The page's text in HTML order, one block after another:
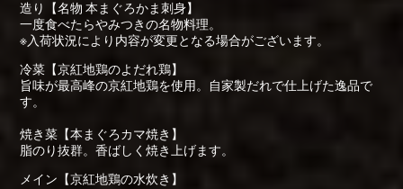
造り【名物 本まぐろかま刺身】
一度食べたらやみつきの名物料理。
※入荷状況により内容が変更となる場合がございます。
冷菜【京紅地鶏のよだれ鶏】
旨味が最高峰の京紅地鶏を使用。自家製だれで仕上げた逸品で
す。
焼き菜【本まぐろカマ焼き】
脂のり抜群。香ばしく焼き上げます。
メイン【京紅地鶏の水炊き】